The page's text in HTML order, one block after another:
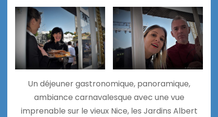
Un déjeuner gastronomique, panoramique,
ambiance carnavalesque avec une vue
imprenable sur le vieux Nice, les Jardins Albert